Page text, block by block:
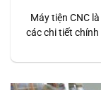
Máy tiện CNC
các chi tiết
được ứng dụng